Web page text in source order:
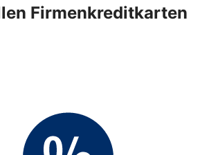
Firmenkreditkarten